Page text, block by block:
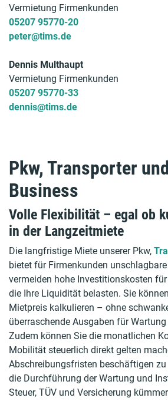
Vermietung Firmenkunden
05207 95770-20
peter@tims.de
Dennis Multhaupt
Vermietung Firmenkunden
05207 95770-33
dennis@tims.de
Pkw, Transporter
Business
Volle Flexibilität – egal ob
in der Langzeitmiete
Die langfristige Miete unserer Pkw,
bietet für Firmenkunden
vermeiden hohe Investitionskosten
die Ihre Liquidität belasten. Sie
Mietpreis kalkulieren – ohne
überraschende Ausgaben für
Zudem können Sie die monatlichen
Mobilität steuerlich direkt gelten
Abschreibungsfristen beschäftigen
die Durchführung der Wartung und
Steuer, TÜV und Versicherung